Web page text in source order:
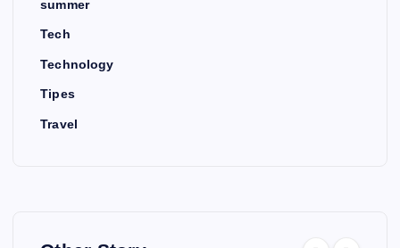
summer
Tech
Technology
Tipes
Travel